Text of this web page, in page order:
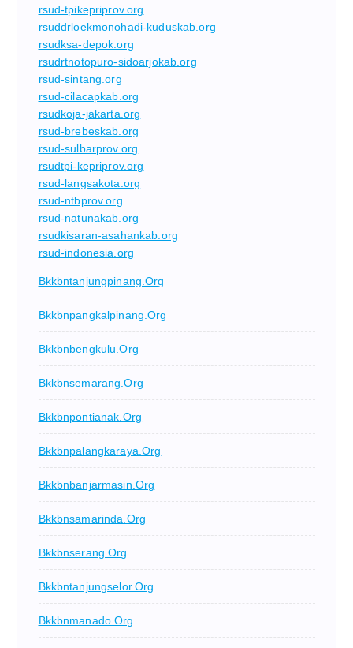
rsud-tpikepriprov.org
rsuddrloekmonohadi-kuduskab.org
rsudksa-depok.org
rsudrtnotopuro-sidoarjokab.org
rsud-sintang.org
rsud-cilacapkab.org
rsudkoja-jakarta.org
rsud-brebeskab.org
rsud-sulbarprov.org
rsudtpi-kepriprov.org
rsud-langsakota.org
rsud-ntbprov.org
rsud-natunakab.org
rsudkisaran-asahankab.org
rsud-indonesia.org
Bkkbntanjungpinang.org
Bkkbnpangkalpinang.org
Bkkbnbengkulu.org
Bkkbnsemarang.org
Bkkbnpontianak.org
Bkkbnpalangkaraya.org
Bkkbnbanjarmasin.org
Bkkbnsamarinda.org
Bkkbnserang.org
Bkkbntanjungselor.org
Bkkbnmanado.org